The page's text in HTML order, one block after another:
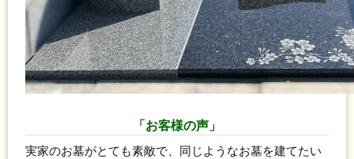
「お客様の声」
実家のお墓がとても素敵で、同じようなお墓を建てたい